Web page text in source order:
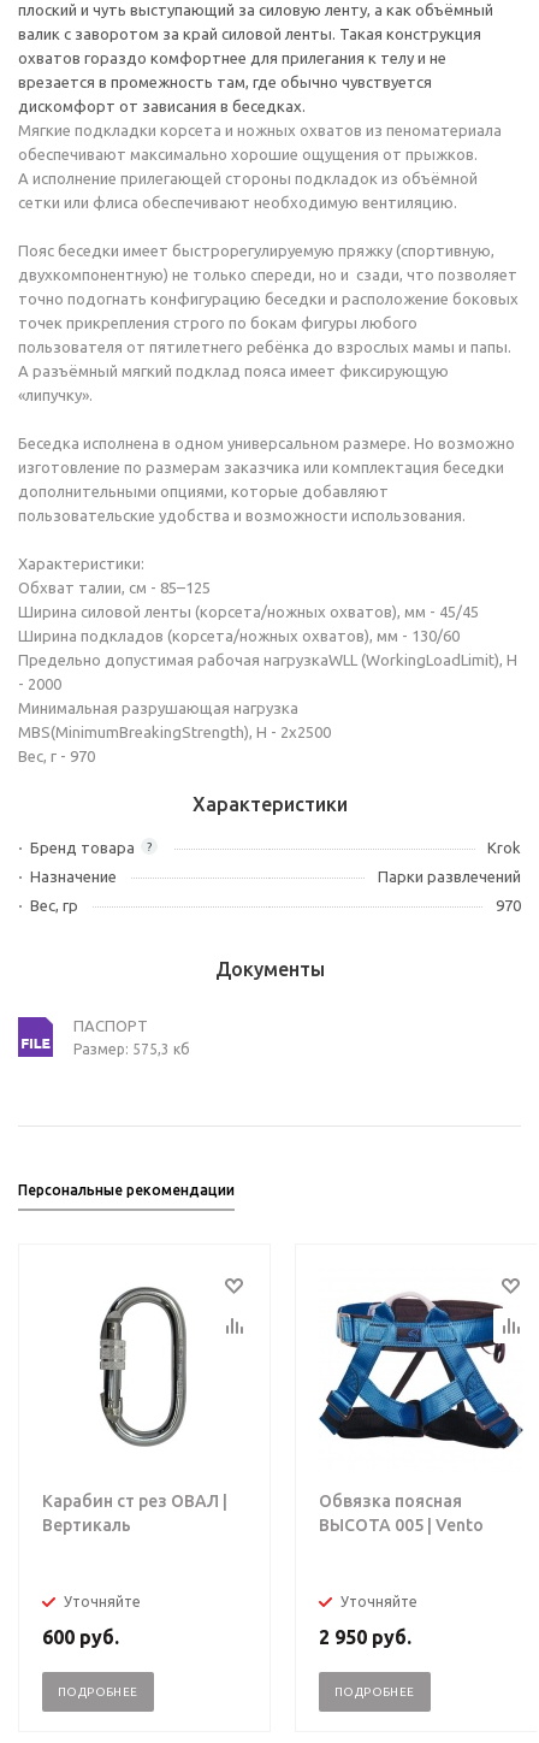
плоский и чуть выступающий за силовую ленту, а как объёмный
валик с заворотом за край силовой ленты. Такая конструкция
охватов гораздо комфортнее для прилегания к телу и не
врезается в промежность там, где обычно чувствуется
дискомфорт от зависания в беседках.
Мягкие подкладки корсета и ножных охватов из пеноматериала
обеспечивают максимально хорошие ощущения от прыжков.
А исполнение прилегающей стороны подкладок из объёмной
сетки или флиса обеспечивают необходимую вентиляцию.
Пояс беседки имеет быстрорегулируемую пряжку (спортивную,
двухкомпонентную) не только спереди, но и сзади, что позволяет
точно подогнать конфигурацию беседки и расположение боковых
точек прикрепления строго по бокам фигуры любого
пользователя от пятилетнего ребёнка до взрослых мамы и папы.
А разъёмный мягкий подклад пояса имеет фиксирующую
«липучку».
Беседка исполнена в одном универсальном размере. Но возможно
изготовление по размерам заказчика или комплектация беседки
дополнительными опциями, которые добавляют
пользовательские удобства и возможности использования.
Характеристики:
Обхват талии, см - 85–125
Ширина силовой ленты (корсета/ножных охватов), мм - 45/45
Ширина подкладов (корсета/ножных охватов), мм - 130/60
Предельно допустимая рабочая нагрузкаWLL (WorkingLoadLimit), Н
- 2000
Минимальная разрушающая нагрузка
MBS(MinimumBreakingStrength), Н - 2х2500
Вес, г - 970
Характеристики
?
Бренд товара
Krok
Назначение
Парки развлечений
Вес, гр
970
Документы
ПАСПОРТ
Размер: 575,3 кб
Персональные рекомендации
Карабин ст рез ОВАЛ |
Вертикаль
Уточняйте
600 руб.
ПОДРОБНЕЕ
Обвязка поясная
ВЫСОТА 005 | Vento
Уточняйте
2 950 руб.
ПОДРОБНЕЕ